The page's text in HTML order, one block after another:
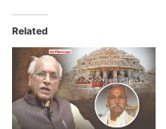
Related